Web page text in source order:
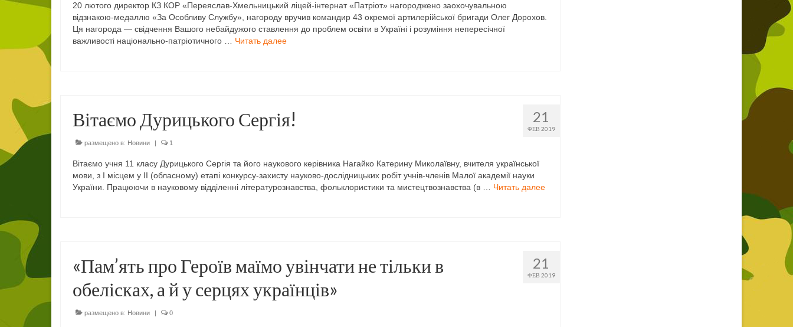
20 лютого директор КЗ КОР «Переяслав-Хмельницький ліцей-інтернат «Патріот» нагороджено заохочувальною
відзнакою-медаллю «За Особливу Службу», нагороду вручив командир 43 окремої артилерійської бригади Олег Дорохов.
Ця нагорода — свідчення Вашого небайдужого ставлення до проблем освіти в Україні і розуміння непересічної
важливості національно-патріотичного … Читать далее
21
ФЕВ 2019
Вітаємо Дурицького Сергія!
размещено в: Новини | 1
Вітаємо учня 11 класу Дурицького Сергія та його наукового керівника Нагайко Катерину Миколаївну, вчителя української
мови, з I місцем у II (обласному) етапі конкурсу-захисту науково-дослідницьких робіт учнів-членів Малої академії науки
України. Працюючи в науковому відділенні літературознавства, фольклористики та мистецтвознавства (в … Читать далее
21
ФЕВ 2019
«Пам’ять про Героїв маїмо увінчати не тільки в
обелісках, а й у серцях українців»
размещено в: Новини | 0